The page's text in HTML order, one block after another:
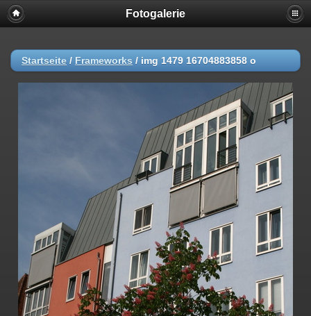
Fotogalerie
Startseite / Frameworks / img 1479 16704883858 o